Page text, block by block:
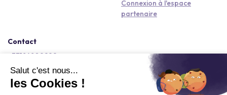
Connexion à l'espace
partenaire
Contact
+33184809292
hello@kactus.com